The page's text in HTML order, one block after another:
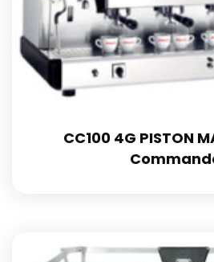
CC100 4G PISTON